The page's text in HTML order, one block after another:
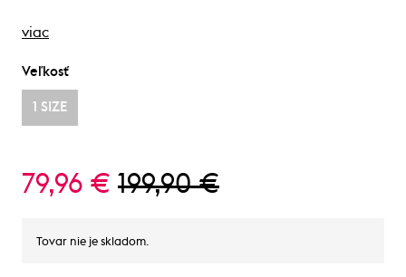
viac
Veľkosť
1 SIZE
79,96 € 199,90 €
Tovar nie je skladom.